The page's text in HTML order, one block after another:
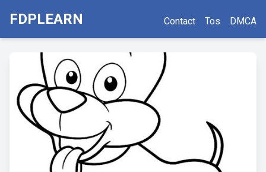
FDPLEARN Contact Tos DMCA